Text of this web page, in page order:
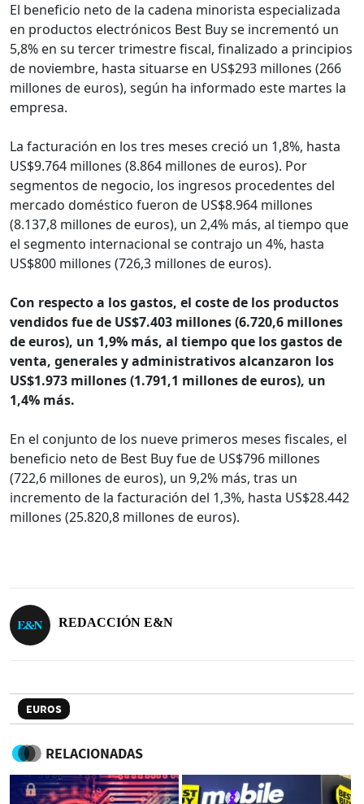
El beneficio neto de la cadena minorista especializada
en productos electrónicos Best Buy se incrementó un
5,8% en su tercer trimestre fiscal, finalizado a principios
de noviembre, hasta situarse en US$293 millones (266
millones de euros), según ha informado este martes la
empresa.
La facturación en los tres meses creció un 1,8%, hasta
US$9.764 millones (8.864 millones de euros). Por
segmentos de negocio, los ingresos procedentes del
mercado doméstico fueron de US$8.964 millones
(8.137,8 millones de euros), un 2,4% más, al tiempo que
el segmento internacional se contrajo un 4%, hasta
US$800 millones (726,3 millones de euros).
Con respecto a los gastos, el coste de los productos
vendidos fue de US$7.403 millones (6.720,6 millones
de euros), un 1,9% más, al tiempo que los gastos de
venta, generales y administrativos alcanzaron los
US$1.973 millones (1.791,1 millones de euros), un
1,4% más.
En el conjunto de los nueve primeros meses fiscales, el
beneficio neto de Best Buy fue de US$796 millones
(722,6 millones de euros), un 9,2% más, tras un
incremento de la facturación del 1,3%, hasta US$28.442
millones (25.820,8 millones de euros).
REDACCIÓN E&N
EUROS
RELACIONADAS